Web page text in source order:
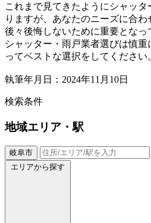
これまで見てきたようにシャッ
りますが、あなたのニーズに合わ
後々後悔しないために重要となっ
シャッター・雨戸業者選びは慎
ってベストな選択をしてください
執筆年月日：2024年11月10日
検索条件
地域エリア・駅
岐阜市
エリアから探す